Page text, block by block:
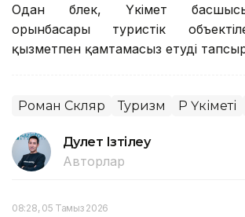
Одан бөлек, Үкімет
орынбасары туристік
қызметпен қамтамасыз етуді
Роман Скляр Туризм ҚР Үкіметі
Дәулет Ізтілеу
Авторлар
08:28, 05 Тамыз 2026